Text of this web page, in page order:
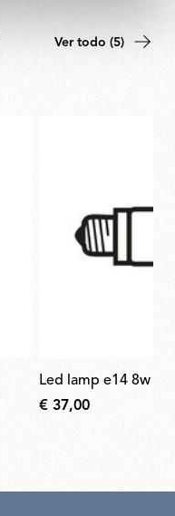
Ver todo (5)
led lamp e14 8w
€ 37,00